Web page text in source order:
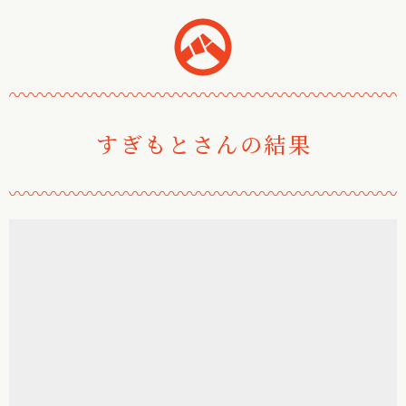
〰〰〰〰〰〰〰〰〰〰〰〰〰〰〰〰〰〰〰〰〰
すぎもとさんの結果
〰〰〰〰〰〰〰〰〰〰〰〰〰〰〰〰〰〰〰〰〰